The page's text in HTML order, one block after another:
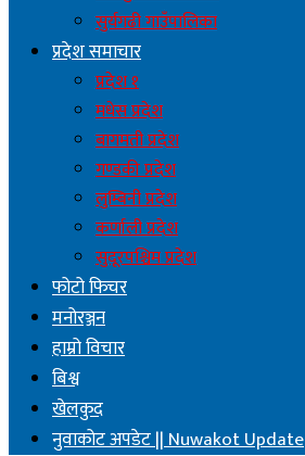
सुर्यगढी गाउँपालिका
प्रदेश समाचार
प्रदेश १
मधेस प्रदेश
बागमती प्रदेश
गण्डकी प्रदेश
लुम्बिनी प्रदेश
कर्णाली प्रदेश
सुदूरपश्चिम प्रदेश
फोटो फिचर
मनोरञ्जन
हाम्रो विचार
बिश्व
खेलकुद
नुवाकोट अपडेट || Nuwakot Update